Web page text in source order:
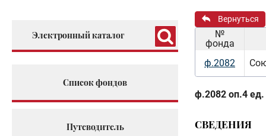
Электронный каталог
Список фондов
Путеводитель
Вернуться
№
фонда
ф.2082
ф.2082 оп.4 ед.
СВЕДЕНИЯ